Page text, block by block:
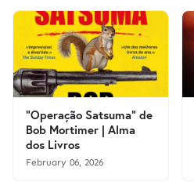
"Operação Satsuma" de
Bob Mortimer | Alma
dos Livros
February 06, 2026